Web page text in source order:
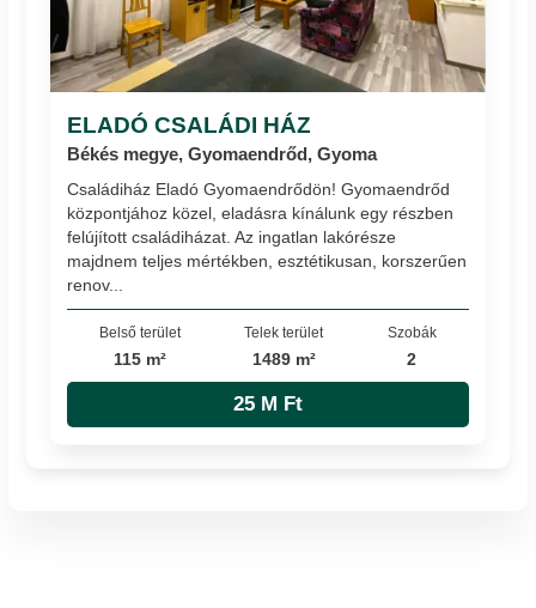
ELADÓ CSALÁDI HÁZ
Békés megye, Gyomaendrőd, Gyoma
Családiház Eladó Gyomaendrődön! Gyomaendrőd
központjához közel, eladásra kínálunk egy részben
felújított családiházat. Az ingatlan lakórésze
majdnem teljes mértékben, esztétikusan, korszerűen
renov...
Belső terület
115 m²
Telek terület
1489 m²
Szobák
2
25 M Ft